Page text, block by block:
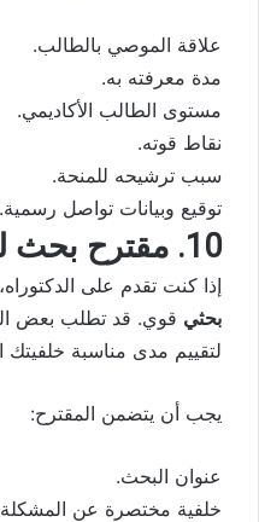
علاقة الموصي بالطالب.
مدة معرفته به.
مستوى الطالب الأكاديمي.
نقاط قوته.
سبب ترشيحه للمنحة.
توقيع وبيانات تواصل رسمية.
10. مقترح بحث لطلاب الدكتوراه
إذا كنت تقدم على
بحثي قوي. قد تطلب بعض
لتقييم مدى مناسبة
يجب أن يتضمن المقترح:
عنوان البحث.
خلفية مختصرة عن